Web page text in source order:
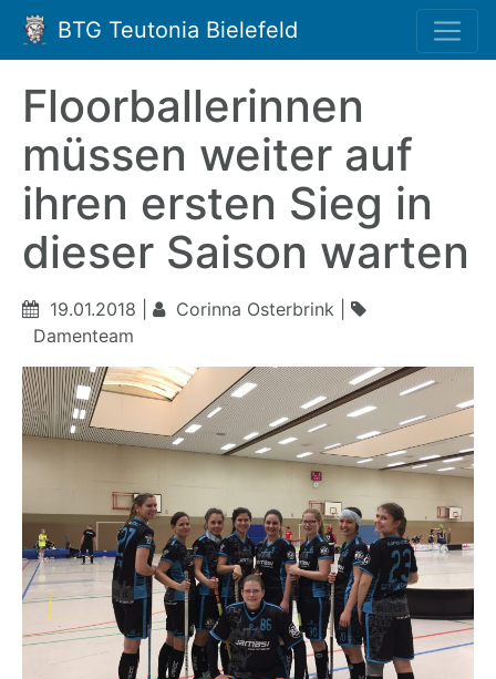
BTG Teutonia Bielefeld
Floorballerinnen
müssen weiter auf
ihren ersten Sieg in
dieser Saison warten
19.01.2018 |
Corinna Osterbrink |
Damenteam